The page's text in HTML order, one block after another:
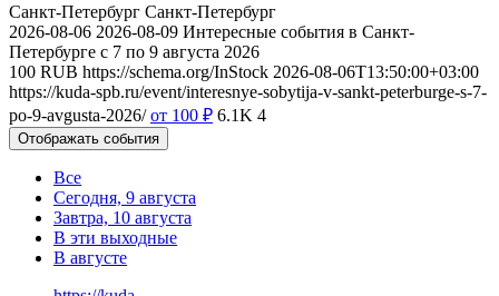
Санкт-Петербург Санкт-Петербург
2026-08-06 2026-08-09 Интересные события в Санкт-
Петербурге с 7 по 9 августа 2026
100 RUB https://schema.org/InStock 2026-08-06T13:50:00+03:00
https://kuda-spb.ru/event/interesnye-sobytija-v-sankt-peterburge-s-7-
po-9-avgusta-2026/ от 100 ₽ 6.1K 4
Отображать события
Все
Сегодня, 9 августа
Завтра, 10 августа
В эти выходные
В августе